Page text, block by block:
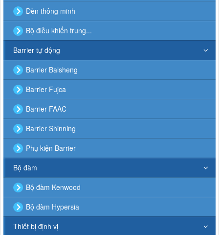
Đèn thông minh
Bộ điều khiển trung...
Barrier tự động
Barrier Baisheng
Barrier Fujca
Barrier FAAC
Barrier Shinning
Phụ kiện Barrier
Bộ đàm
Bộ đàm Kenwood
Bộ đàm Hypersia
Thiết bị định vị